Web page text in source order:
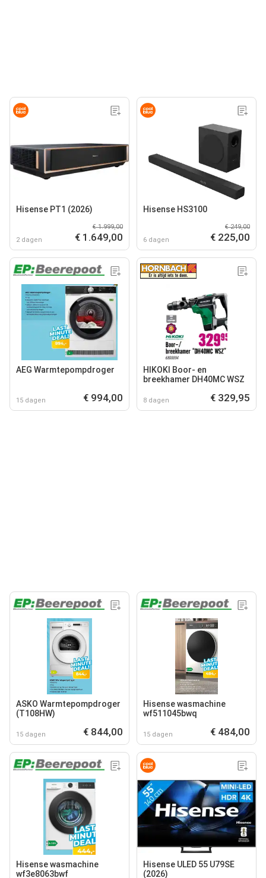
Hisense PT1 (2026)
2 dagen
€ 1.999,00
€ 1.649,00
Hisense HS3100
6 dagen
€ 249,00
€ 225,00
AEG Warmtepompdroger
15 dagen € 994,00
HIKOKI Boor- en
breekhamer DH40MC WSZ
8 dagen € 329,95
ASKO Warmtepompdroger
(T108HW)
15 dagen € 844,00
Hisense wasmachine
wf511045bwq
15 dagen € 484,00
Hisense wasmachine
wf3e8063bwf
Hisense ULED 55 U79SE
(2026)